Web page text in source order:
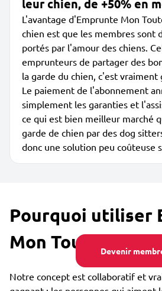
Devenir
leur chien, de +50% en
L'avantage d'Emprunte Mon
chien est que les membres sont
portés par l'amour des chiens.
emprunteurs de partager des
la garde du chien, c'est vraiment
Le paiement de l'abonnement
simplement les garanties et
ce qui est bien meilleur marché
garde de chien par des dog
donc une solution peu coûteuse
Pourquoi utiliser
Mon Toutou ?
Notre concept est collaboratif et